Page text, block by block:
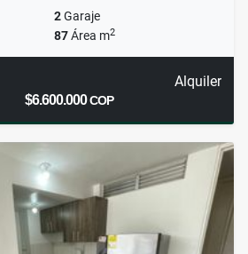
2Garaje
87Área m2
Alquiler
$6.600.000COP